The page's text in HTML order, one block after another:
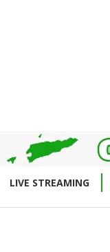
LIVE STREAMING